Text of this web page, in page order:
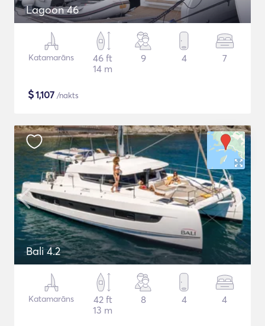
Lagoon 46
Katamarāns
46 ft
14 m
9 4 7
$1,107 /nakts
Bali 4.2
Katamarāns
42 ft
13 m
8 4 4